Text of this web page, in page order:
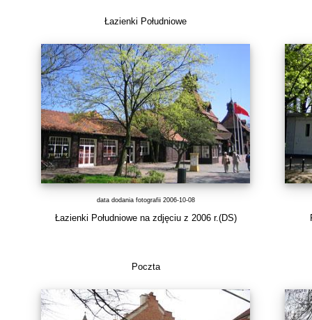
Łazienki Południowe
data dodania fotografii 2006-10-08
Łazienki Południowe na zdjęciu z 2006 r.(DS)
Poczta